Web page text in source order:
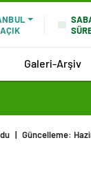
AÇIK
Galeri-Arşiv
| Güncelleme: